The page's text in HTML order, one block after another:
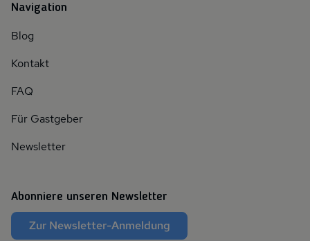
Navigation
Blog
Kontakt
FAQ
Für Gastgeber
Newsletter
Abonniere unseren Newsletter
Zur Newsletter-Anmeldung